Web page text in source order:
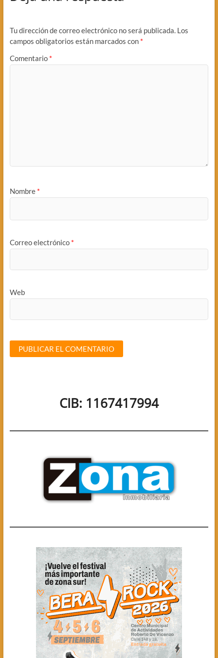
Tu dirección de correo electrónico no será publicada. Los
campos obligatorios están marcados con *
Comentario *
Nombre *
Correo electrónico *
Web
CIB: 1167417994